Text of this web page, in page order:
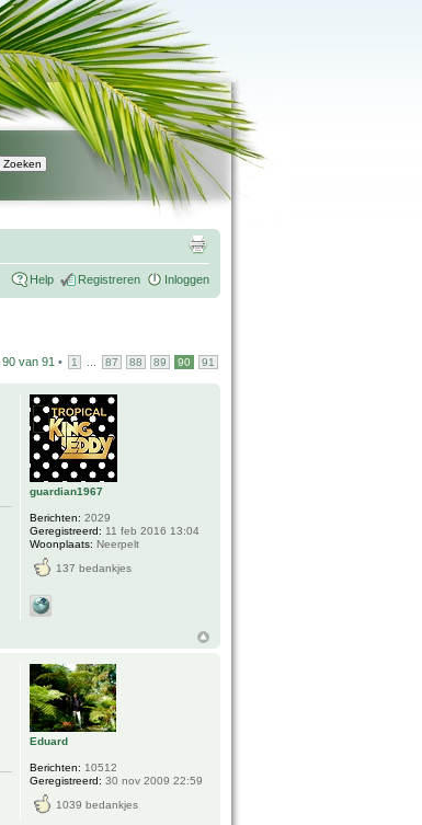
Help Registreren Inloggen
90 van 91 • 1 87 88 89 90 91
guardian1967
Berichten: 2029
Geregistreerd: 11 feb 2016 13:04
Woonplaats: Neerpelt
137 bedankjes
Eduard
Berichten: 10512
Geregistreerd: 30 nov 2009 22:59
1039 bedankjes